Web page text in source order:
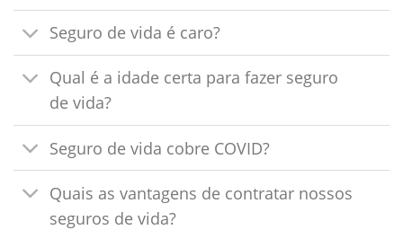
Seguro de vida é caro?
Qual é a idade certa para fazer seguro
de vida?
Seguro de vida cobre COVID?
Quais as vantagens de contratar nossos
seguros de vida?